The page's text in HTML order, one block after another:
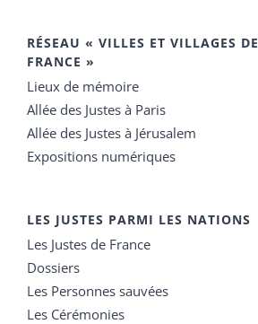
RÉSEAU « VILLES ET VILLAGES
FRANCE »
Lieux de mémoire
Allée des Justes à Paris
Allée des Justes à Jérusalem
Expositions numériques
LES JUSTES PARMI LES NATIONS
Les Justes de France
Dossiers
Les Personnes sauvées
Les Cérémonies